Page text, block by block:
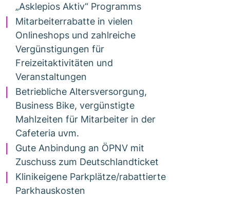
„Asklepios Aktiv“ Programms
Mitarbeiterrabatte in vielen
Onlineshops und zahlreiche
Vergünstigungen für
Freizeitaktivitäten und
Veranstaltungen
Betriebliche Altersversorgung,
Business Bike, vergünstigte
Mahlzeiten für Mitarbeiter in der
Cafeteria uvm.
Gute Anbindung an ÖPNV mit
Zuschuss zum Deutschlandticket
Klinikeigene Parkplätze/rabattierte
Parkhauskosten